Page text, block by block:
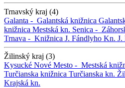
Trnavský kraj (4)
Galanta - Galantská knižnica
knižnica Mestská kn. Senica -
Trnava - Knižnica J. Fándlyho Kn. J.
Žilinský kraj (3)
Kysucké Nové Mesto - Mestská
Turčianska knižnica Turčianska kn.
Krajská kn.